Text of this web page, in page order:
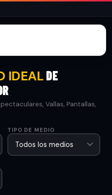
IDEALDE
Vallas, Pantallas,
TIPO DE MEDIO